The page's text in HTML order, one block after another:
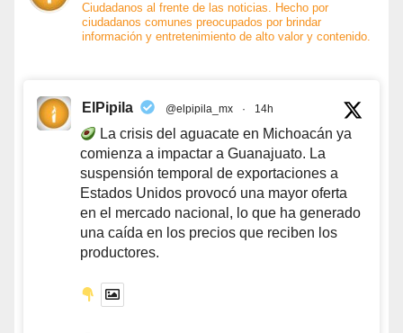
Ciudadanos al frente de las noticias. Hecho por
ciudadanos comunes preocupados por brindar
información y entretenimiento de alto valor y contenido.
ElPipila @elpipila_mx · 14h
La crisis del aguacate en Michoacán ya
comienza a impactar a Guanajuato. La
suspensión temporal de exportaciones a
Estados Unidos provocó una mayor oferta
en el mercado nacional, lo que ha generado
una caída en los precios que reciben los
productores.